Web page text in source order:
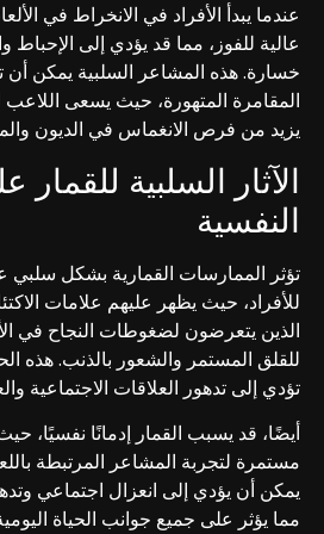
عندما يبدأ الأفراد في الانخراط في
عالية للفوز، مما قد يؤدي إلى
خسارة. هذه المشاعر السلبية يمكن
المقامرة المتهورة، حيث يسعى
يزيد من فرص الانغماس في الديون
الآثار السلبية
النفسية
تؤثر الممارسات القمارية بشكل سلبي
للأفراد، حيث يظهر عليهم علامات
الذين يتعرضون لضغوطات النجاح في
للقلق المستمر والشعور بالذنب. هذه
تؤدي إلى تدهور العلاقات الاجتماعية
أيضًا، قد يسبب القمار إدمانًا نفسيًا،
مستمرة لتجربة المشاعر المرتبطة
يمكن أن يؤدي إلى انعزال اجتماعي
مما يؤثر على جميع جوانب الحياة